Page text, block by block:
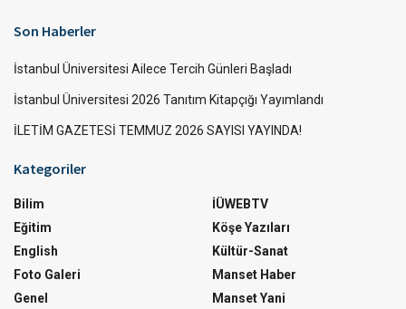
Son Haberler
İstanbul Üniversitesi Ailece Tercih Günleri Başladı
İstanbul Üniversitesi 2026 Tanıtım Kitapçığı Yayımlandı
İLETİM GAZETESİ TEMMUZ 2026 SAYISI YAYINDA!
Kategoriler
Bilim
Eğitim
English
Foto Galeri
Genel
İÜWEBTV
Köşe Yazıları
Kültür-Sanat
Manset Haber
Manset Yani